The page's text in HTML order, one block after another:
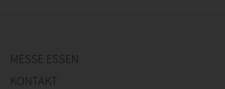
MESSE ESSEN
KONTAKT